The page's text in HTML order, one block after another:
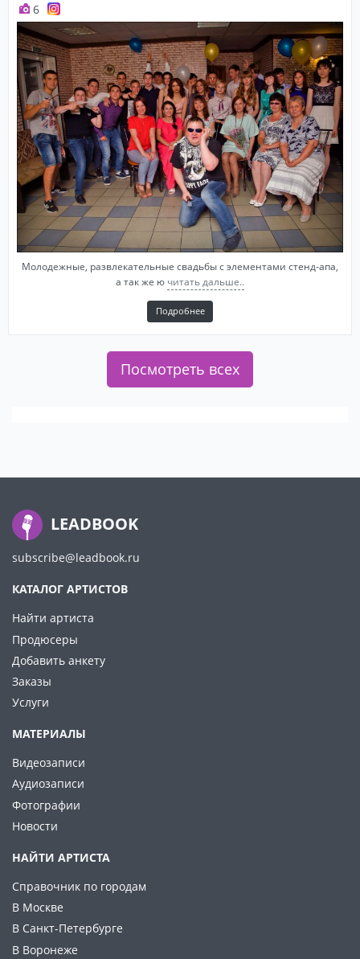
6
Молодежные, развлекательные свадьбы с элементами стенд-апа,
а так же ю читать дальше..
Подробнее
Посмотреть всех
LEADBOOK
subscribe@leadbook.ru
КАТАЛОГ АРТИСТОВ
Найти артиста
Продюсеры
Добавить анкету
Заказы
Услуги
МАТЕРИАЛЫ
Видеозаписи
Аудиозаписи
Фотографии
Новости
НАЙТИ АРТИСТА
Справочник по городам
В Москве
В Санкт-Петербурге
В Воронеже